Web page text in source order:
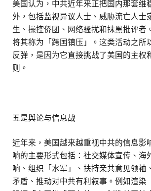
美国认为，中共近年来正把国内那套维
外，包括监视异议人士、威胁流亡人士
生、操控侨团、网络骚扰和抹黑批评者
将其称为「跨国镇压」。这类活动之所
反弹，是因为它直接挑战了美国的主权
则。
五是舆论与信息战
近年来，美国越来越重视中共的信息影
响的主要形式包括：社交媒体宣传、海
响、组织「水军」、扶持亲共意见领袖
矛盾、推动对中共有利叙事。例如渲染